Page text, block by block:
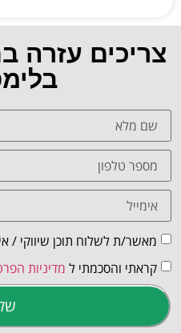
צריכים עזרה
מאשר/ת לשלוח תוכן שיווקי /
קראתי והסכמתי ל מדיניות